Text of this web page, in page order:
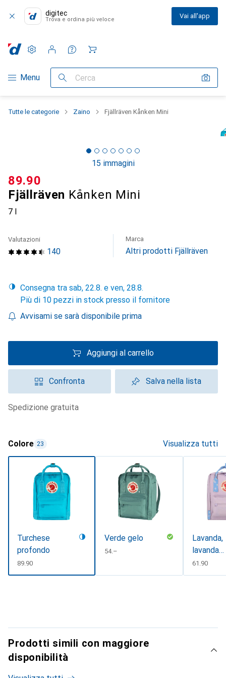
digitec
Trova e ordina più veloce Vai all'app
Categoria Navigazione
Menu Cerca
Impostazioni
Conto cliente
Liste di confronto
Liste dei desideri
Carrello
Tutte le categorie Zaino Fjällräven Kånken Mini
15 immagini
Fjällräven Kånken Mini
7 l
CHF
89.90
140
Valutazioni Marca
Altri prodotti Fjällräven
Consegna tra sab, 22.8. e ven, 28.8.
Più di 10 pezzi in stock presso il fornitore
Avvisami se sarà disponibile prima
Aggiungi al carrello
Confronta Salva nella lista
spedizione gratuita
Colore 23 Visualizza tutti
Turchese
profondo
CHF
89.90
Verde gelo
CHF
54.–
Lavanda,
lavanda
pastello-
confetti,
CHF
61.90
Prodotti simili con maggiore
disponibilità